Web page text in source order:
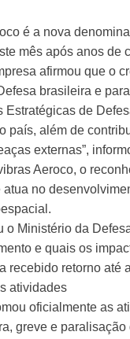
é a nova
mês após anos de
afirmou que o
brasileira e
Estratégicas de
país, além de
externas”,
Aeroco, o
atua no
o Ministério da
e quais os
recebido retorno até
atividades
oficialmente as
greve e paralisação